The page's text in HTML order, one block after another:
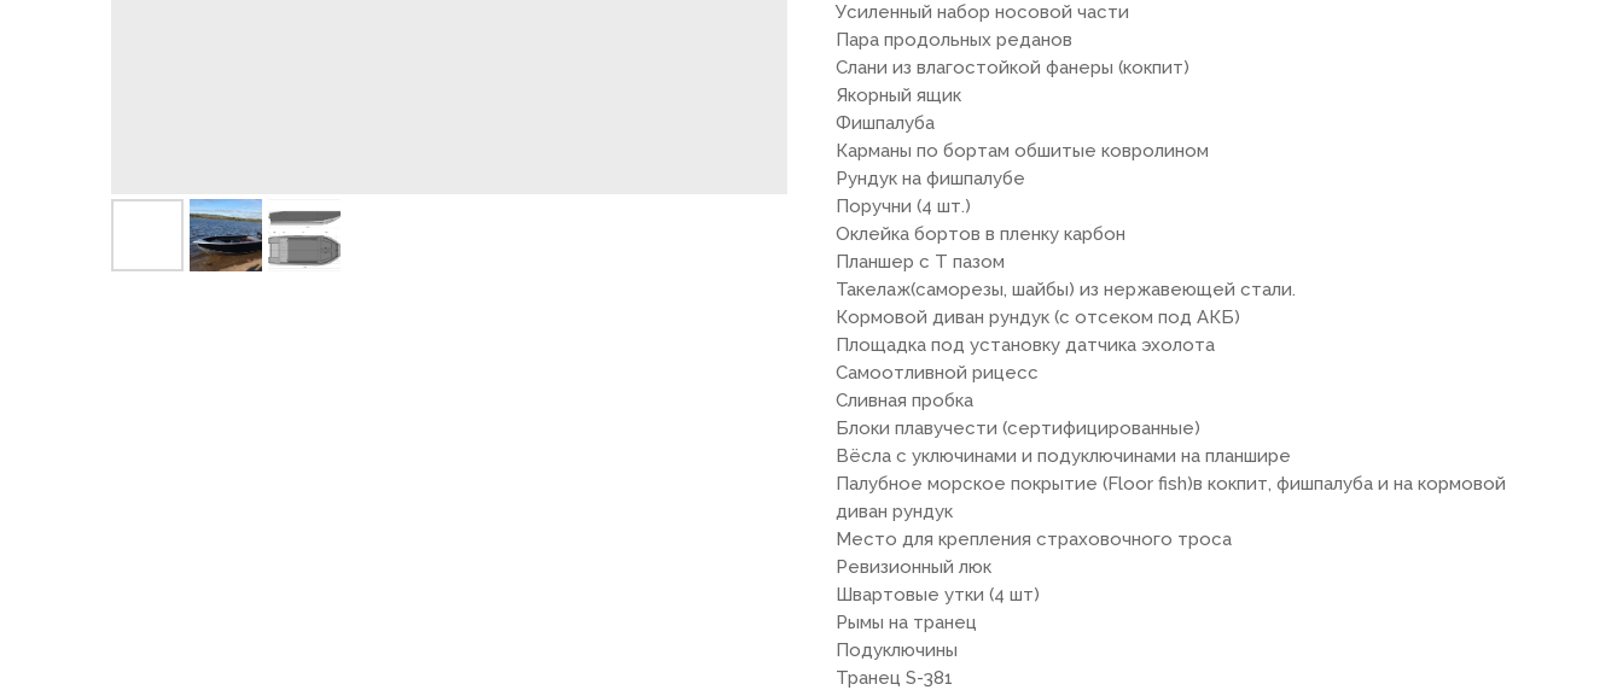
Усиленный набор носовой части
Пара продольных реданов
Слани из влагостойкой фанеры (кокпит)
Якорный ящик
Фишпалуба
Карманы по бортам обшитые ковролином
Рундук на фишпалубе
Поручни (4 шт.)
Оклейка бортов в пленку карбон
Планшер с Т пазом
Такелаж(саморезы, шайбы) из нержавеющей стали.
Кормовой диван рундук (с отсеком под АКБ)
Площадка под установку датчика эхолота
Самоотливной рицесс
Сливная пробка
Блоки плавучести (сертифицированные)
Вёсла с уключинами и подуключинами на планшире
Палубное морское покрытие (Floor fish)в кокпит, фишпалуба и на кормовой
диван рундук
Место для крепления страховочного троса
Ревизионный люк
Швартовые утки (4 шт)
Рымы на транец
Подуключины
Транец S-381